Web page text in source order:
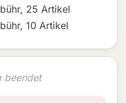
, 25 Artikel
, 10 Artikel
beendet